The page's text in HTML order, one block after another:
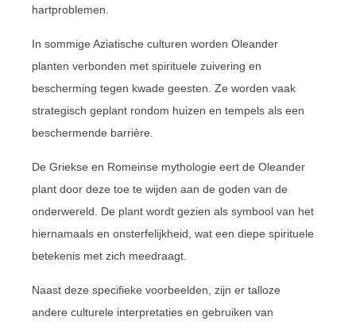
hartproblemen.
In sommige Aziatische culturen worden Oleander
planten verbonden met spirituele zuivering en
bescherming tegen kwade geesten. Ze worden vaak
strategisch geplant rondom huizen en tempels als een
beschermende barrière.
De Griekse en Romeinse mythologie eert de Oleander
plant door deze toe te wijden aan de goden van de
onderwereld. De plant wordt gezien als symbool van het
hiernamaals en onsterfelijkheid, wat een diepe spirituele
betekenis met zich meedraagt.
Naast deze specifieke voorbeelden, zijn er talloze
andere culturele interpretaties en gebruiken van